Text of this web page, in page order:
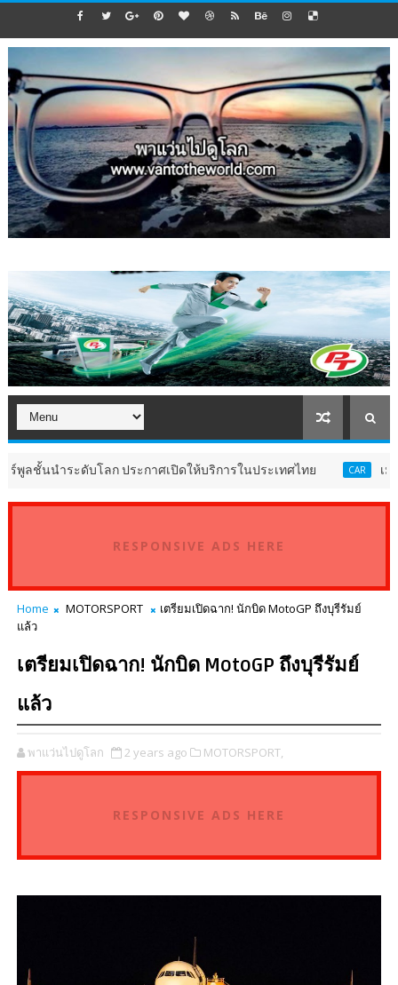
ระดับโลก ประกาศเปิดให้บริการในประเทศไทย CAR เมอร์เซเด
RESPONSIVE ADS HERE
Home MOTORSPORT
เตรียมเปิดฉาก! นักบิด MotoGP ถึงบุรีรัมย์
แล้ว
เตรียมเปิดฉาก! นักบิด MotoGP ถึงบุรีรัมย์
แล้ว
พาแว่นไปดูโลก 2 years ago MOTORSPORT,
RESPONSIVE ADS HERE